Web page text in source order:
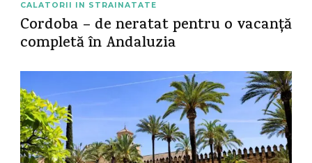
CALATORII IN STRAINATATE
Cordoba – de neratat pentru o vacanță
completă în Andaluzia